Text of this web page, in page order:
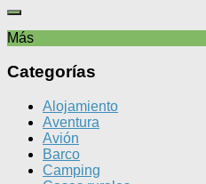
Más
Categorías
Alojamiento
Aventura
Avión
Barco
Camping